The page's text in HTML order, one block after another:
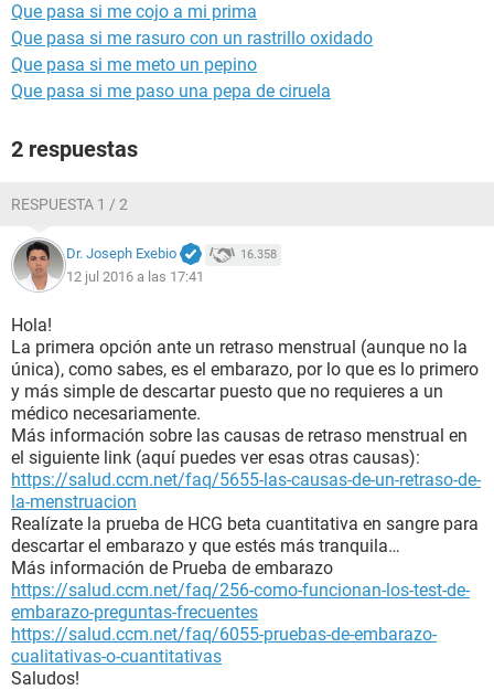
Que pasa si me cojo a mi prima
Que pasa si me rasuro con un rastrillo oxidado
Que pasa si me meto un pepino
Que pasa si me paso una pepa de ciruela
2 respuestas
RESPUESTA 1 / 2
Dr. Joseph Exebio 16.358
12 jul 2016 a las 17:41
Hola!
La primera opción ante un retraso menstrual (aunque no la
única), como sabes, es el embarazo, por lo que es lo primero
y más simple de descartar puesto que no requieres a un
médico necesariamente.
Más información sobre las causas de retraso menstrual en
el siguiente link (aquí puedes ver esas otras causas):
https://salud.ccm.net/faq/5655-las-causas-de-un-retraso-de-
la-menstruacion
Realízate la prueba de HCG beta cuantitativa en sangre para
descartar el embarazo y que estés más tranquila…
Más información de Prueba de embarazo
https://salud.ccm.net/faq/256-como-funcionan-los-test-de-
embarazo-preguntas-frecuentes
https://salud.ccm.net/faq/6055-pruebas-de-embarazo-
cualitativas-o-cuantitativas
Saludos!